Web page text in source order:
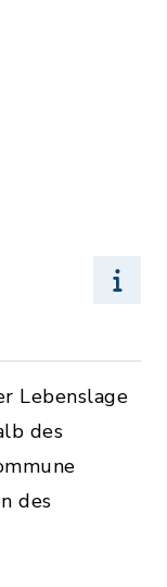
Lebenslage
des
des